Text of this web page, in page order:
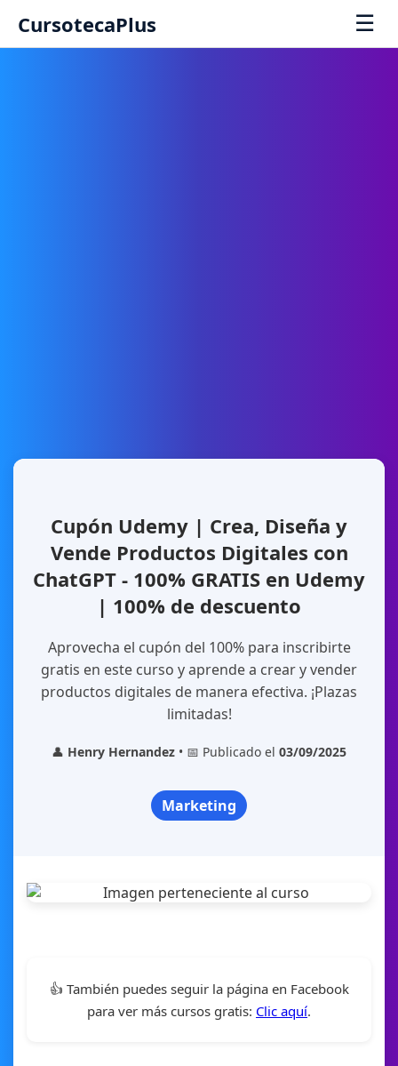
CursotecaPlus ☰
Cupón Udemy | Crea, Diseña y
Vende Productos Digitales con
ChatGPT - 100% GRATIS en Udemy
| 100% de descuento
Aprovecha el cupón del 100% para inscribirte
gratis en este curso y aprende a crear y vender
productos digitales de manera efectiva. ¡Plazas
limitadas!
👤 Henry Hernandez • 📅 Publicado el 03/09/2025
Marketing
👍 También puedes seguir la página en Facebook
para ver más cursos gratis: Clic aquí.